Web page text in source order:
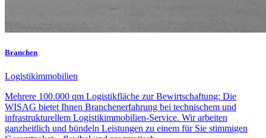
Branchen
Logistikimmobilien
Mehrere 100.000 qm Logistikfläche zur Bewirtschaftung: Die
WISAG bietet Ihnen Branchenerfahrung bei technischem und
infrastrukturellem Logistikimmobilien-Service. Wir arbeiten
ganzheitlich und bündeln Leistungen zu einem für Sie stimmigen